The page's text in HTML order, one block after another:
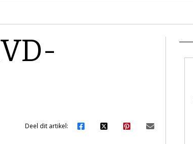
Deel dit artikel: